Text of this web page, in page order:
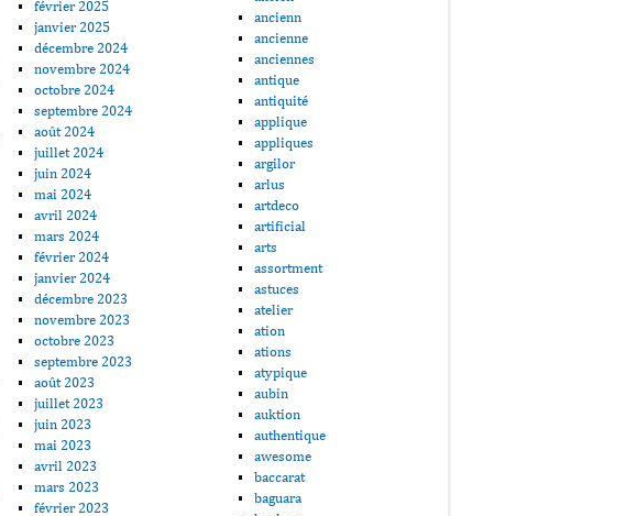
février 2025
janvier 2025
décembre 2024
novembre 2024
octobre 2024
septembre 2024
août 2024
juillet 2024
juin 2024
mai 2024
avril 2024
mars 2024
février 2024
janvier 2024
décembre 2023
novembre 2023
octobre 2023
septembre 2023
août 2023
juillet 2023
juin 2023
mai 2023
avril 2023
mars 2023
février 2023
ancienn
ancienne
anciennes
antique
antiquité
applique
appliques
argilor
arlus
artdeco
artificial
arts
assortment
astuces
atelier
ation
ations
atypique
aubin
auktion
authentique
awesome
baccarat
baguara